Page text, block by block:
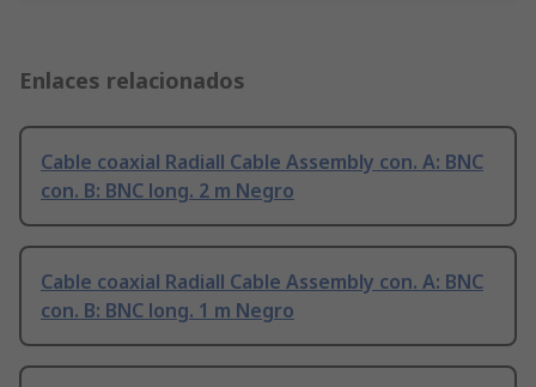
Enlaces relacionados
Cable coaxial Radiall Cable Assembly con. A: BNC
con. B: BNC long. 2 m Negro
Cable coaxial Radiall Cable Assembly con. A: BNC
con. B: BNC long. 1 m Negro